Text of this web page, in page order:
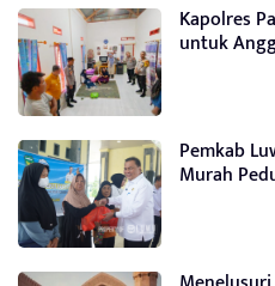
Kapolres
untuk
Pemkab
Murah